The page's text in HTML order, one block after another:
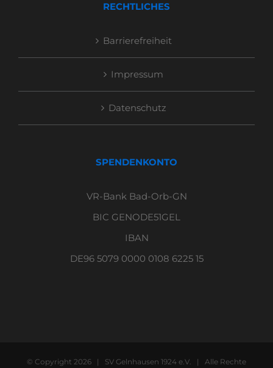
RECHTLICHES
Barrierefreiheit
Impressum
Datenschutz
SPENDENKONTO
VR-Bank Bad-Orb-GN
BIC GENODE51GEL
IBAN
DE96 5079 0000 0108 6225 15
© Copyright 2026 | SV Gelnhausen 1924 e.V. | Alle Rechte